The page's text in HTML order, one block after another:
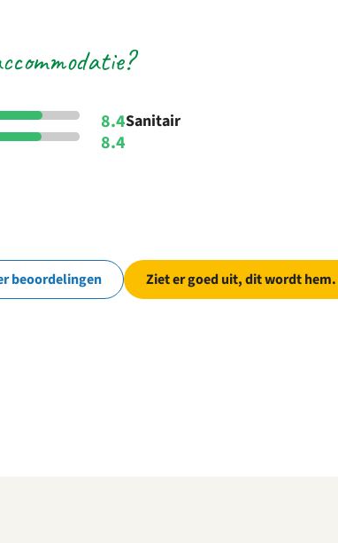
8.4Sanitair
8.4
beoordelingen Ziet er goed uit, dit wordt hem.